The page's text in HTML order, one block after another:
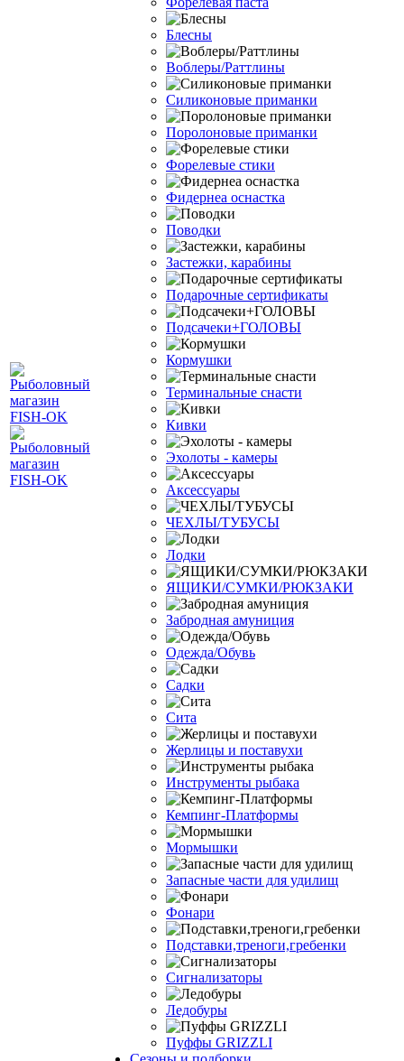
Блесны
Воблеры/Раттлины
Силиконовые приманки
Поролоновые приманки
Форелевые стики
Фидернеа оснастка
Поводки
Застежки, карабины
Подарочные сертификаты
Подсачеки+ГОЛОВЫ
Кормушки
Терминальные снасти
Кивки
Эхолоты - камеры
Аксессуары
ЧЕХЛЫ/ТУБУСЫ
Лодки
ЯЩИКИ/СУМКИ/РЮКЗАКИ
Забродная амуниция
Одежда/Обувь
Садки
Сита
Жерлицы и поставухи
Инструменты рыбака
Кемпинг-Платформы
Мормышки
Запасные части для удилищ
Фонари
Подставки,треноги,гребенки
Сигнализаторы
Ледобуры
Пуффы GRIZZLI